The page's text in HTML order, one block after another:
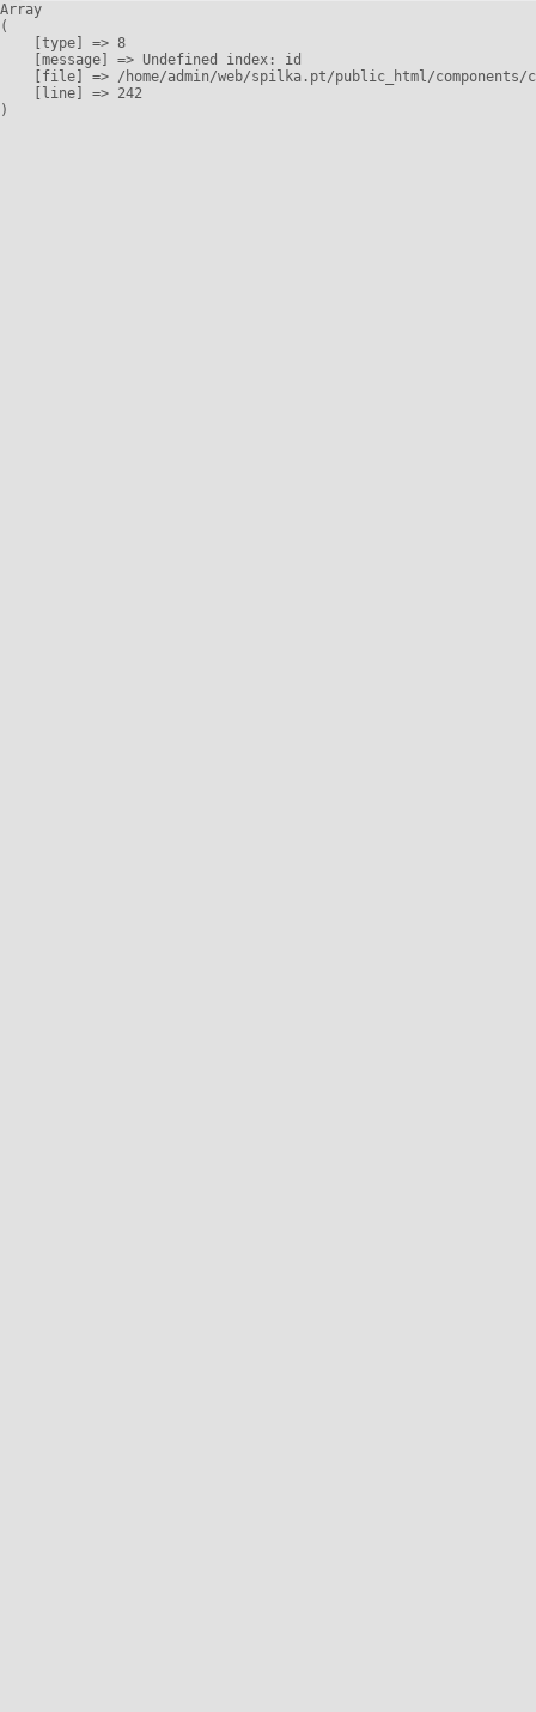
Array
(
    [type] => 8
    [message] => Undefined index: id
[file] => /home/admin/web/spilka.pt/public_html/
    [line] => 242